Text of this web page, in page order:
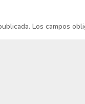
Los campos